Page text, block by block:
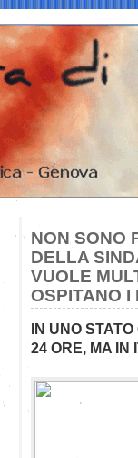
NON SONO
DELLA
VUOLE
OSPITANO I
IN UNO
24 ORE, MA IN